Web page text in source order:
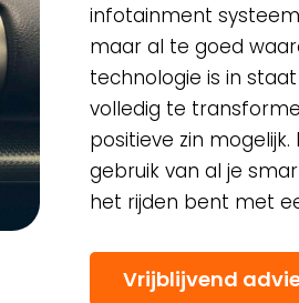
infotainment
maar al te goed
technologie is in
volledig te
positieve zin
gebruik van al je
het rijden bent met
Vrijblijvend